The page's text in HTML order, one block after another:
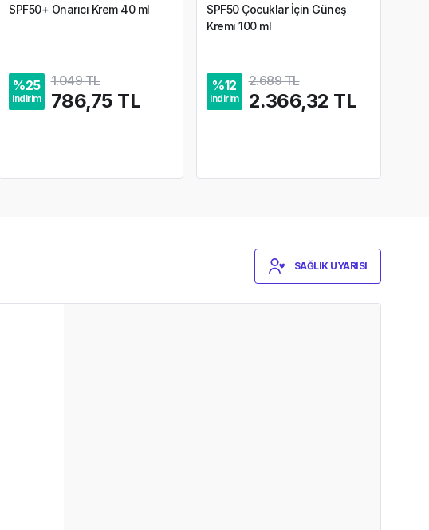
SPF50+ Onarıcı Krem 40 ml
%25
indirim
1.049 TL
786,75 TL
SPF50 Çocuklar İçin Güneş
Kremi 100 ml
%12
indirim
2.689 TL
2.366,32 TL
SAĞLIK UYARISI